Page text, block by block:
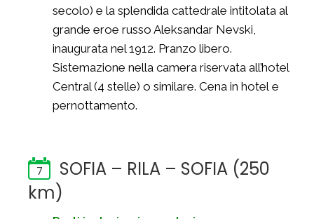
secolo) e la splendida cattedrale intitolata al
grande eroe russo Aleksandar Nevski,
inaugurata nel 1912. Pranzo libero.
Sistemazione nella camera riservata all’hotel
Central (4 stelle) o similare. Cena in hotel e
pernottamento.
7
SOFIA – RILA – SOFIA (250
km)